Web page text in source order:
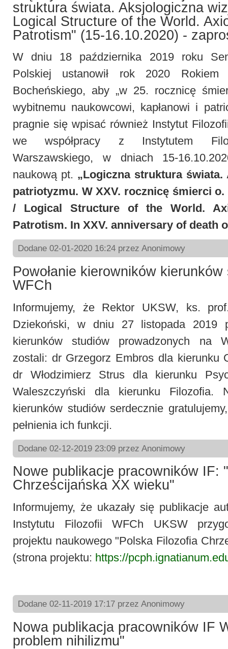
struktura świata. Aksjologiczna
Logical Structure of the World.
Patrotism" (15-16.10.2020) -
W dniu 18 października 2019 roku
Polskiej ustanowił rok 2020
Bocheńskiego, aby „w 25. rocznicę
wybitnemu naukowcowi, kapłanowi i
pragnie się wpisać również Instytut
we współpracy z Instytutem
Warszawskiego, w dniach 15-
naukową pt. „Logiczna struktura
patriotyzmu. W XXV. rocznicę śmierci
/ Logical Structure of the World.
Patrotism. In XXV. anniversary of death
Dodane 02-01-2020 16:24 przez Anonimowy
Powołanie kierowników
WFCh
Informujemy, że Rektor UKSW, ks.
Dziekoński, w dniu 27 listopada 2019
kierunków studiów prowadzonych na
zostali: dr Grzegorz Embros dla kierunku
dr Włodzimierz Strus dla kierunku
Waleszczyński dla kierunku Filozofia.
kierunków studiów serdecznie
pełnienia ich funkcji.
Dodane 02-12-2019 23:09 przez Anonimowy
Nowe publikacje pracowników IF:
Chrześcijańska XX wieku"
Informujemy, że ukazały się publikacje
Instytutu Filozofii WFCh UKSW
projektu naukowego "Polska Filozofia
(strona projektu: https://
Dodane 02-11-2019 17:17 przez Anonimowy
Nowa publikacja pracowników IF
problem nihilizmu"